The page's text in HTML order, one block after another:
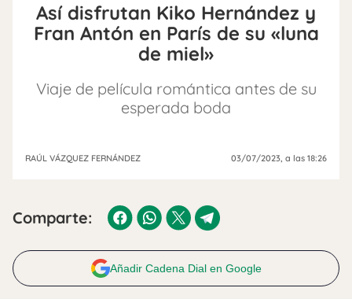
Así disfrutan Kiko Hernández y
Fran Antón en París de su «luna
de miel»
Viaje de película romántica antes de su
esperada boda
RAÚL VÁZQUEZ FERNÁNDEZ 03/07/2023, a las 18:26
Comparte:
Añadir Cadena Dial en Google